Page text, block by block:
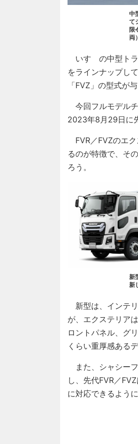
中
て
限
両）
いすゞの中型ト
をラインナップし
「FVZ」の型式が
今回フルモデル
2023年8月29日に
FVR／FVZのエク
るのが特徴で、そ
ろう。
新
新
新型は、インテ
が、エクステリア
ロントパネル、グ
くらい重厚感ある
また、シャシー
し、先代FVR／
に対応できるように